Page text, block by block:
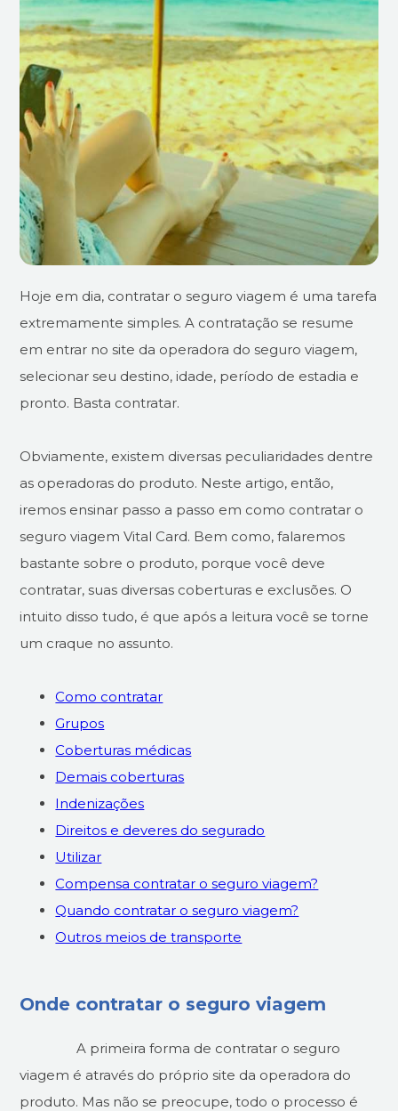
Hoje em dia, contratar o seguro viagem é uma tarefa
extremamente simples. A contratação se resume
em entrar no site da operadora do seguro viagem,
selecionar seu destino, idade, período de estadia e
pronto. Basta contratar.
Obviamente, existem diversas peculiaridades dentre
as operadoras do produto. Neste artigo, então,
iremos ensinar passo a passo em como contratar o
seguro viagem Vital Card. Bem como, falaremos
bastante sobre o produto, porque você deve
contratar, suas diversas coberturas e exclusões. O
intuito disso tudo, é que após a leitura você se torne
um craque no assunto.
Como contratar
Grupos
Coberturas médicas
Demais coberturas
Indenizações
Direitos e deveres do segurado
Utilizar
Compensa contratar o seguro viagem?
Quando contratar o seguro viagem?
Outros meios de transporte
Onde contratar o seguro viagem
A primeira forma de contratar o seguro
viagem é através do próprio site da operadora do
produto. Mas não se preocupe, todo o processo é